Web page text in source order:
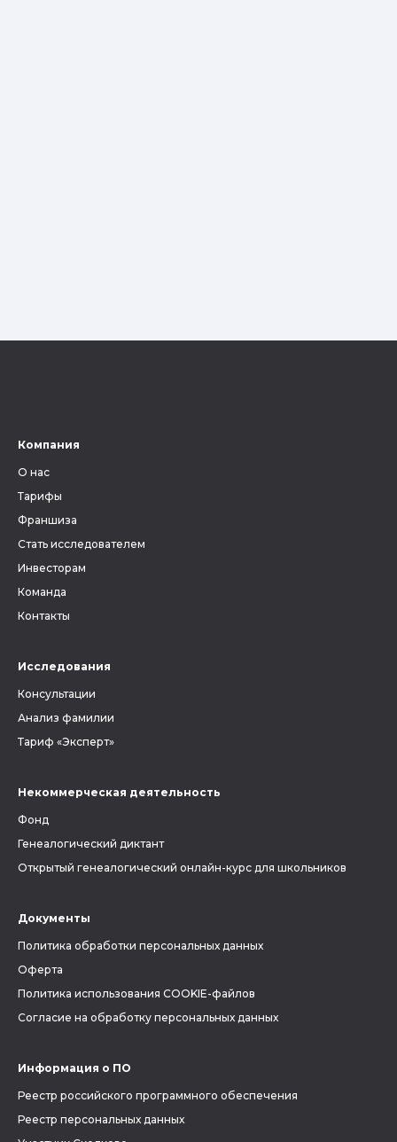
Компания
О нас
Тарифы
Франшиза
Стать исследователем
Инвесторам
Команда
Контакты
Исследования
Консультации
Анализ фамилии
Тариф «Эксперт»
Некоммерческая деятельность
Фонд
Генеалогический диктант
Открытый генеалогический онлайн-курс для школьников
Документы
Политика обработки персональных данных
Оферта
Политика использования COOKIE-файлов
Согласие на обработку персональных данных
Информация о ПО
Реестр российского программного обеспечения
Реестр персональных данных